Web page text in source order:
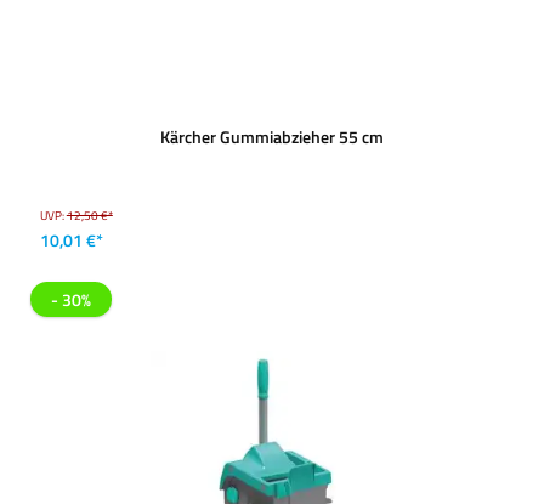
Kärcher Gummiabzieher 55 cm
UVP:12,50 €*
10,01 €*
- 30%